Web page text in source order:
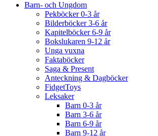
Barn- och Ungdom
Pekböcker 0-3 år
Bilderböcker 3-6 år
Kapitelböcker 6-9 år
Bokslukaren 9-12 år
Unga vuxna
Faktaböcker
Saga & Present
Anteckning & Dagböcker
FidgetToys
Leksaker
Barn 0-3 år
Barn 3-6 år
Barn 6-9 år
Barn 9-12 år